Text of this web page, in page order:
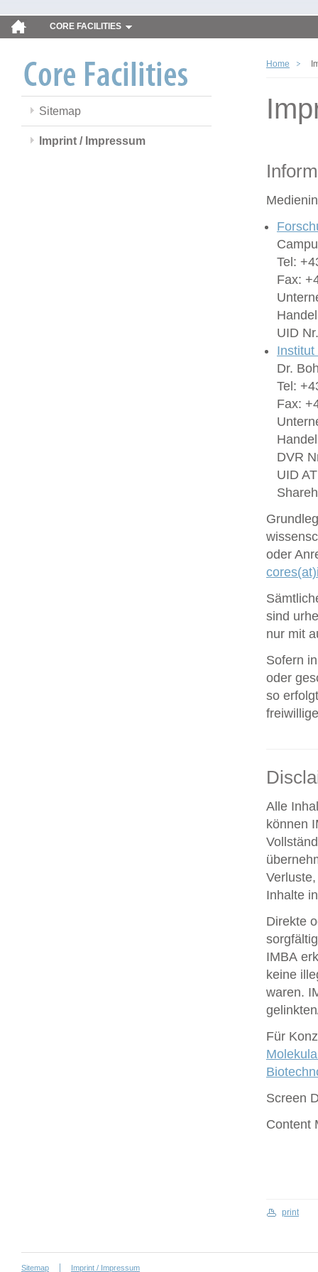
CORE FACILITIES
Sitemap
Imprint / Impressum
Home
Tel:
Fax:
UID
Dr.
Tel:
Fax:
DVR
UID
oder
sind
nur mit
Sofern
oder
so
Alle
können
Inhalte
Direkte
IMBA
keine
waren.
Für
Screen
Content
print
Sitemap Imprint / Impressum